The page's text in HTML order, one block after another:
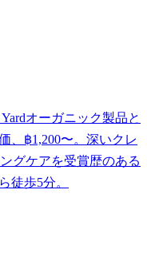
オーガニック製品と
、฿1,200〜。深いクレ
グケアを受賞歴のある
徒歩5分。